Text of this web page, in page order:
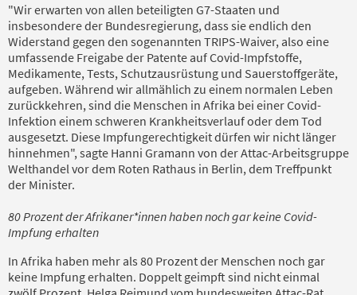
"Wir erwarten von allen beteiligten G7-Staaten und
insbesondere der Bundesregierung, dass sie endlich den
Widerstand gegen den sogenannten TRIPS-Waiver, also eine
umfassende Freigabe der Patente auf Covid-Impfstoffe,
Medikamente, Tests, Schutzausrüstung und Sauerstoffgeräte,
aufgeben. Während wir allmählich zu einem normalen Leben
zurückkehren, sind die Menschen in Afrika bei einer Covid-
Infektion einem schweren Krankheitsverlauf oder dem Tod
ausgesetzt. Diese Impfungerechtigkeit dürfen wir nicht länger
hinnehmen", sagte Hanni Gramann von der Attac-Arbeitsgruppe
Welthandel vor dem Roten Rathaus in Berlin, dem Treffpunkt
der Minister.
80 Prozent der Afrikaner*innen haben noch gar keine Covid-
Impfung erhalten
In Afrika haben mehr als 80 Prozent der Menschen noch gar
keine Impfung erhalten. Doppelt geimpft sind nicht einmal